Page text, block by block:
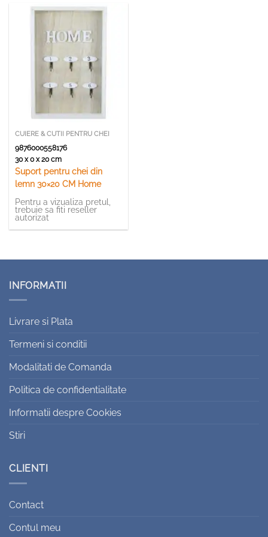
CUIERE & CUTII PENTRU CHEI
9876000558176
30 x 0 x 20 cm
Suport pentru chei din
lemn 30×20 CM Home
Pentru a vizualiza pretul,
trebuie sa fiti reseller
autorizat
INFORMATII
Livrare si Plata
Termeni si conditii
Modalitati de Comanda
Politica de confidentialitate
Informatii despre Cookies
Stiri
CLIENTI
Contact
Contul meu